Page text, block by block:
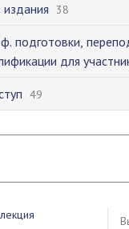
38
подготовки,
для
49